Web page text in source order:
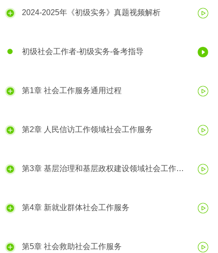
2024-2025年《初级实务》真题视频解析
初级社会工作者-初级实务-备考指导
第1章 社会工作服务通用过程
第2章 人民信访工作领域社会工作服务
第3章 基层治理和基层政权建设领域社会工作服
第4章 新就业群体社会工作服务
第5章 社会救助社会工作服务